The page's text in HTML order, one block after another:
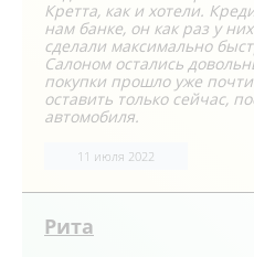
Кретта, как и хотели.
нам банке, он как раз у
сделали максимально
Салоном остались
покупки прошло уже
оставить только сейчас,
автомобиля.
11 июля 2022
Рита